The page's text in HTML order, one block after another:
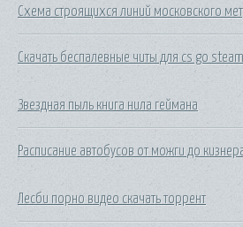
Схема строящихся линий московского
Скачать беспалевные читы для cs go steam
Звездная пыль книга нила геймана
Расписание автобусов от можги до
Лесби порно видео скачать торрент